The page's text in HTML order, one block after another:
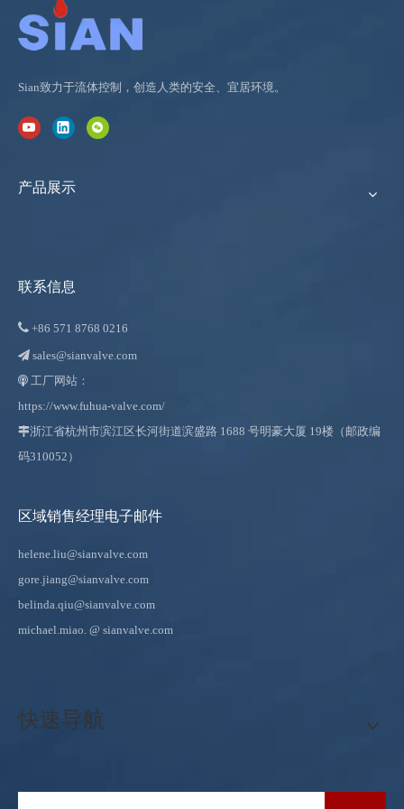
Sian致力于流体控制，创造人类的安全、宜居环境。
产品展示
联系信息
 +86 571 8768 0216
 sales@sianvalve.com
 工厂网站：
https://www.fuhua-valve.com/
浙江省杭州市滨江区长河街道滨盛路 1688 号明豪大厦 19楼（邮政编
码310052）
区域销售经理电子邮件
helene.liu@sianvalve.com
gore.jiang@sianvalve.com
belinda.qiu@sianvalve.com
michael.miao. @ sianvalve.com
快速导航